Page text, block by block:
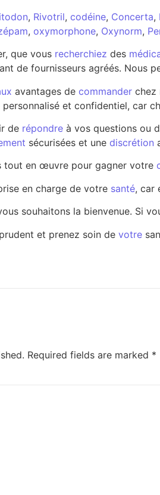
, Rivotril, codéine, Concerta,
, oxymorphone, Oxynorm,
que vous recherchiez des
de fournisseurs agréés. Nous
avantages de commander chez
et confidentiel, car
de répondre à vos questions ou
sécurisées et une discrétion
tout en œuvre pour gagner votre
en charge de votre santé, car
souhaitons la bienvenue. Si
et prenez soin de votre
Required fields are marked *